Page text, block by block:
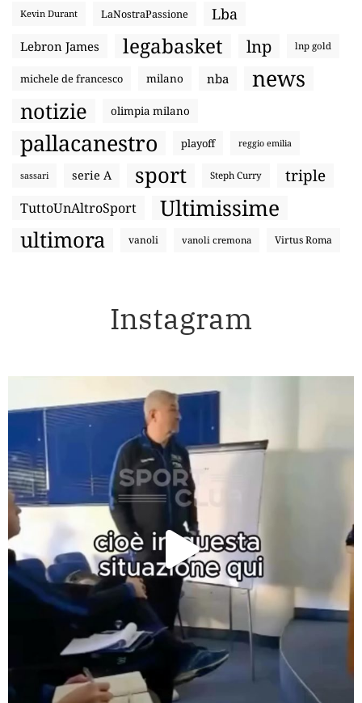
Kevin Durant LaNostraPassione Lba
Lebron James legabasket lnp lnp gold
michele de francesco milano nba news
notizie olimpia milano
pallacanestro playoff reggio emilia
sassari serie A sport Steph Curry triple
TuttoUnAltroSport Ultimissime
ultimora vanoli vanoli cremona Virtus Roma
Instagram